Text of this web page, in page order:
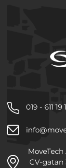
019 - 611 19
MoveTech
CV-gatan